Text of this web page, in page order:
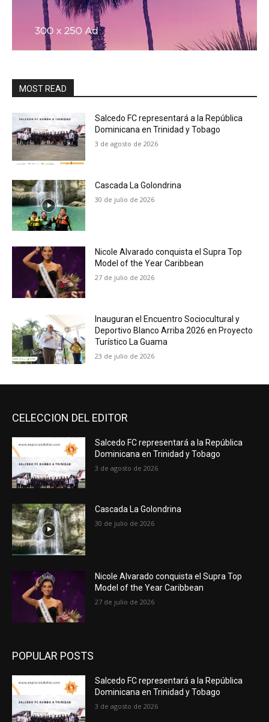
MOST READ
Salcedo FC representará a la República
Dominicana en Trinidad y Tobago
3 de agosto de 2026
Cascada La Golondrina
30 de julio de 2026
Nicole Alvarado conquista el Supra Top
Model of the Year Caribbean
27 de julio de 2026
Inauguran el Encuentro Sociocultural y
Deportivo Blanco Arriba 2026 en Proyecto
Turístico La Guama
23 de julio de 2026
CELECCION DEL EDITOR
Salcedo FC representará a la República
Dominicana en Trinidad y Tobago
3 de agosto de 2026
Cascada La Golondrina
30 de julio de 2026
Nicole Alvarado conquista el Supra Top
Model of the Year Caribbean
27 de julio de 2026
POPULAR POSTS
Salcedo FC representará a la República
Dominicana en Trinidad y Tobago
3 de agosto de 2026